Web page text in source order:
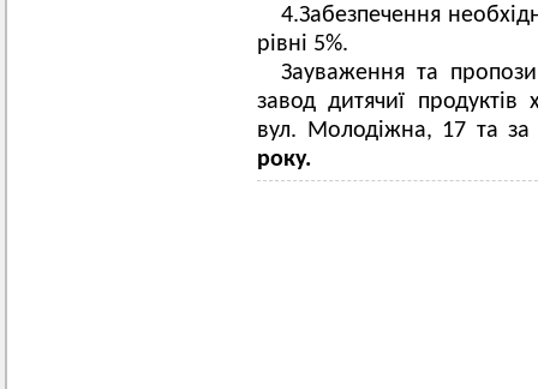
4.Забезпечення
рівні 5%.
Зауваження та
завод дитячиї
вул. Молодіжна, 17 та
року.